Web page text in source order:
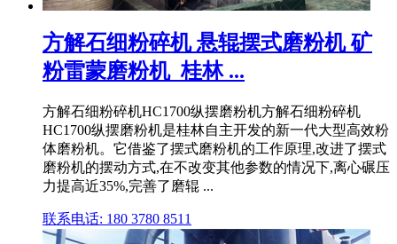
方解石细粉碎机 悬辊摆式磨粉机 矿
粉雷蒙磨粉机_桂林 ...
方解石细粉碎机HC1700纵摆磨粉机方解石细粉碎机
HC1700纵摆磨粉机是桂林自主开发的新一代大型高效粉
体磨粉机。它借鉴了摆式磨粉机的工作原理,改进了摆式
磨粉机的摆动方式,在不改变其他参数的情况下,离心碾压
力提高近35%,完善了磨辊 ...
联系电话: 180 3780 8511